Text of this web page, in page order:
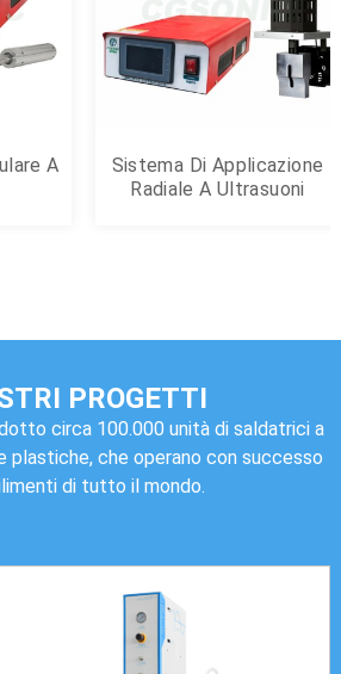
A
Sistema Di Applicazione
Radiale A Ultrasuoni
PROGETTI
circa 100.000 unità di saldatrici a
plastiche, che operano con successo
di tutto il mondo.